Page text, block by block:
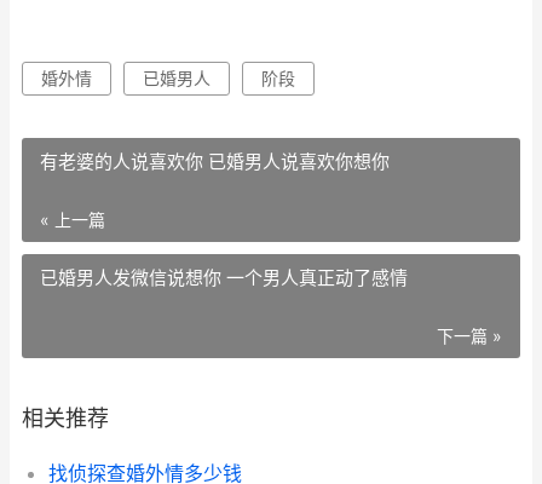
婚外情 已婚男人 阶段
有老婆的人说喜欢你 已婚男人说喜欢你想你
« 上一篇
已婚男人发微信说想你 一个男人真正动了感情
下一篇 »
相关推荐
找侦探查婚外情多少钱